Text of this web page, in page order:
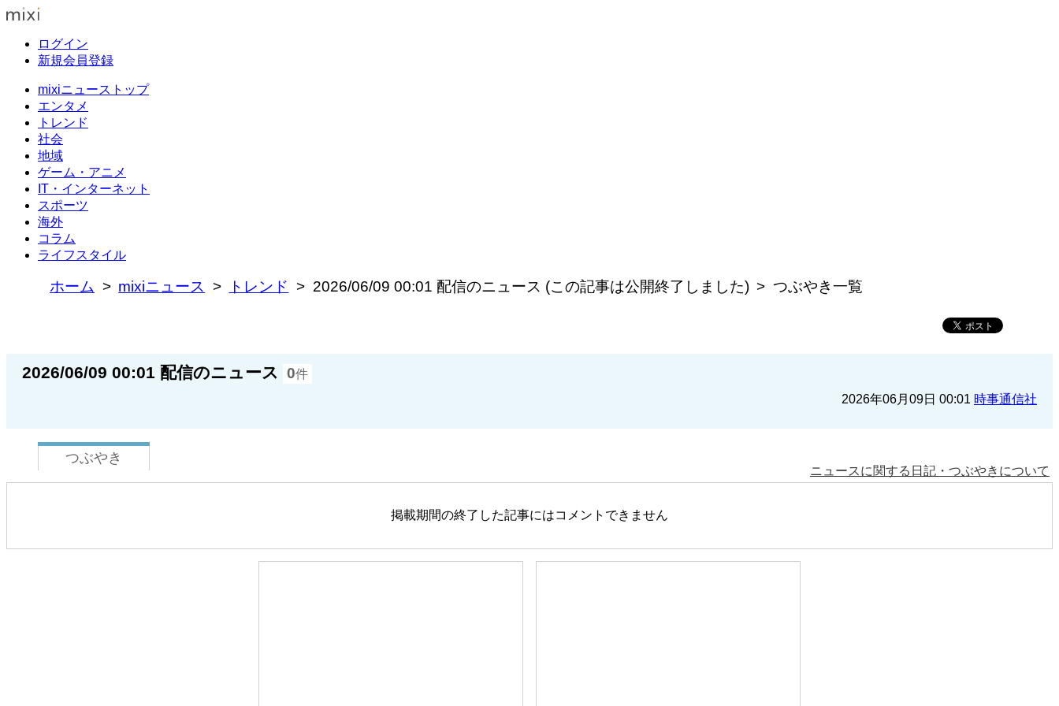
ログイン
新規会員登録
mixiニューストップ
エンタメ
トレンド
社会
地域
ゲーム・アニメ
IT・インターネット
スポーツ
海外
コラム
ライフスタイル
ホーム mixiニュース トレンド 2026/06/09 00:01 配信のニュース (この記事は公開終了しました) つぶやき一覧
2026/06/09 00:01 配信のニュース 0件
2026年06月09日 00:01 時事通信社
つぶやき
ニュースに関する日記・つぶやきについて
掲載期間の終了した記事にはコメントできません